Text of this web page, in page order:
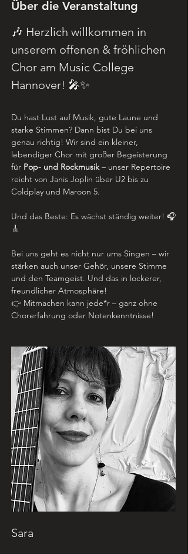
Über die Veranstaltung
🎶 Herzlich willkommen in
unserem offenen & fröhlichen
Chor am Music College
Hannover! 🎤✨
Du hast Lust auf Musik, gute Laune und
starke Stimmen? Dann bist Du bei uns
genau richtig! Wir sind ein kleiner,
lebendiger Chor mit großer Begeisterung
für Pop- und Rockmusik – unser Repertoire
reicht von Janis Joplin über U2 bis zu
Coldplay und Maroon 5.
Und das Beste: Es wächst ständig weiter! 🎧
🎸
Bei uns geht es nicht nur ums Singen – wir
stärken auch unser Gehör, unsere Stimme
und den Teamgeist. Und das in lockerer,
freundlicher Atmosphäre!
👉 Mitmachen kann jede*r – ganz ohne
Chorerfahrung oder Notenkenntnisse!
Sara